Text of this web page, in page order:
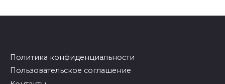
Политика конфиденциальности
Пользовательское соглашение